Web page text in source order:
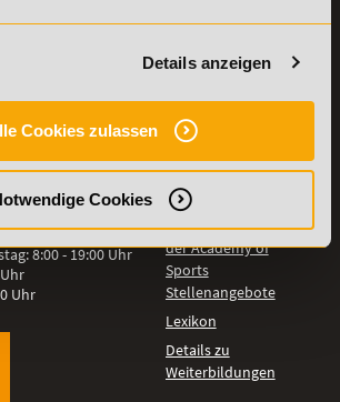
Details anzeigen
Cookies zulassen
Cookies
87 – 99
8:00 - 19:00 Uhr
Uhr
Lehr- und
PreisFAIRsprechen
Fördermöglichkeiten
Check
Bring a Friend
Partnerprogramm
der Academy of
Sports
Stellenangebote
Lexikon
Details zu
Weiterbildungen